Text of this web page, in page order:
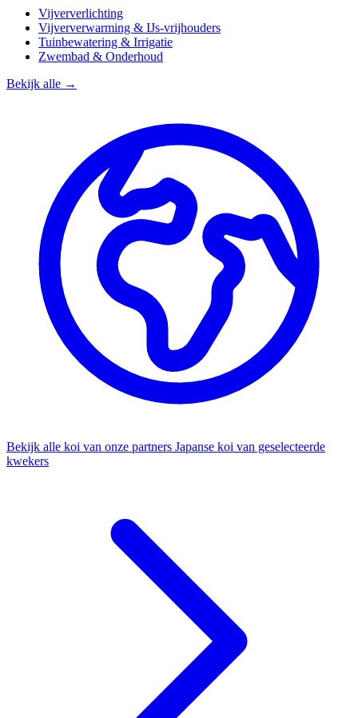
Vijververlichting
Vijververwarming & IJs-vrijhouders
Tuinbewatering & Irrigatie
Zwembad & Onderhoud
Bekijk alle →
Bekijk alle koi van onze partners Japanse koi van geselecteerde
kwekers